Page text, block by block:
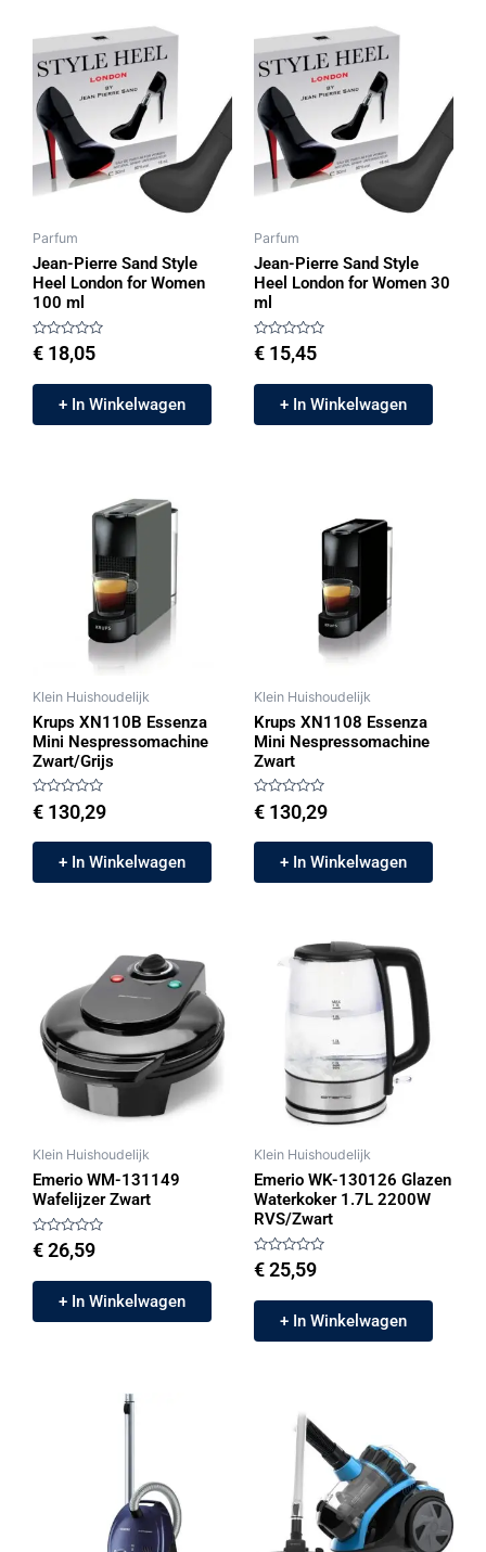
Parfum
Jean-Pierre Sand Style
Heel London for Women
100 ml
Gewaardeerd
0
5
€ 18,05
+ In Winkelwagen
Parfum
Jean-Pierre Sand Style
Heel London for Women 30
ml
Gewaardeerd
0
5
€ 15,45
+ In Winkelwagen
Klein Huishoudelijk
Krups XN110B Essenza
Mini Nespressomachine
Zwart/Grijs
Gewaardeerd
0
5
€ 130,29
+ In Winkelwagen
Klein Huishoudelijk
Krups XN1108 Essenza
Mini Nespressomachine
Zwart
Gewaardeerd
0
5
€ 130,29
+ In Winkelwagen
Klein Huishoudelijk
Emerio WM-131149
Wafelijzer Zwart
Gewaardeerd
0
5
€26,59
+ In Winkelwagen
Klein Huishoudelijk
Emerio WK-130126 Glazen
Waterkoker 1.7L 2200W
RVS/Zwart
Gewaardeerd
0
5
€25,59
+ In Winkelwagen